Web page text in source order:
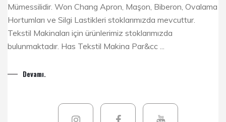
Mümessilidir. Won Chang Apron, Maşon, Biberon, Ovalama
Hortumları ve Silgi Lastikleri stoklarımızda mevcuttur.
Tekstil Makinaları için ürünlerimiz stoklarımızda
bulunmaktadır. Has Tekstil Makina Par&cc ...
Devamı.